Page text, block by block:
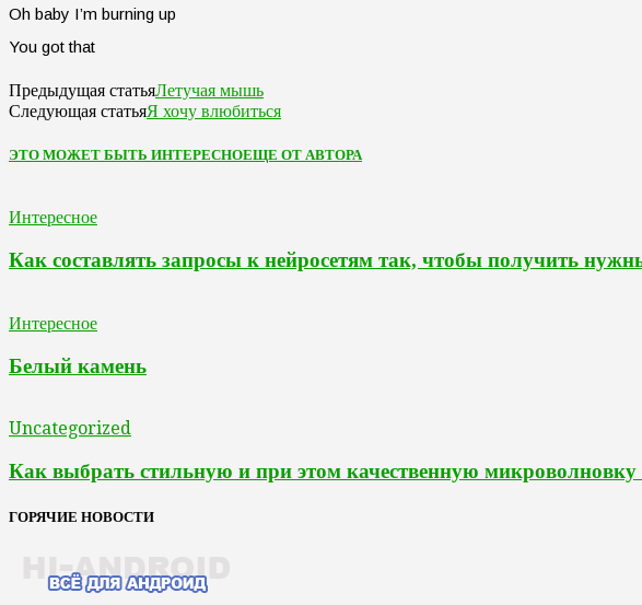
Oh baby I’m burning up
You got that
Предыдущая статьяЛетучая мышь
Следующая статьяЯ хочу влюбиться
ЭТО МОЖЕТ БЫТЬ ИНТЕРЕСНОЕЩЕ ОТ АВТОРА
Интересное
Как составлять запросы к нейросетям так, чтобы получить
Интересное
Белый камень
Uncategorized
Как выбрать стильную и при этом качественную
ГОРЯЧИЕ НОВОСТИ